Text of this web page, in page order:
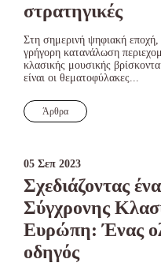
στρατηγικές
Στη σημερινή ψηφιακή
γρήγορη κατανάλωση
κλασικής μουσικής
είναι οι θεματοφύλακες...
Άρθρα
05 Σεπ 2023
Σχεδιάζοντας
Σύγχρονης
Ευρώπη: Ένας
οδηγός